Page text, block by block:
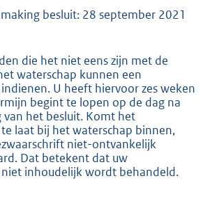
besluit: 28 september 2021
die het niet eens zijn met de
waterschap kunnen een
U heeft hiervoor zes weken
begint te lopen op de dag na
het besluit. Komt het
laat bij het waterschap binnen,
niet-ontvankelijk
Dat betekent dat uw
inhoudelijk wordt behandeld.